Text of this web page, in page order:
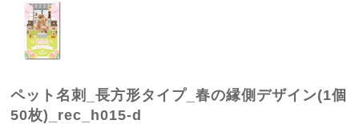
ペット名刺_長方形タイプ_春の縁側デザイン(1個
50枚)_rec_h015-d